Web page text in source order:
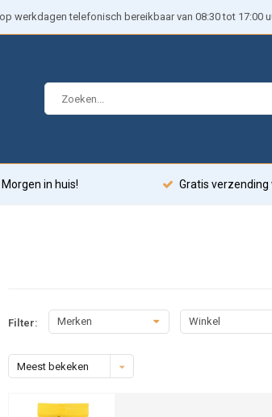
werkdagen telefonisch bereikbaar van 08:30 tot 17:00
in huis! Gratis verzending
Filter: Merken Winkel
Meest bekeken